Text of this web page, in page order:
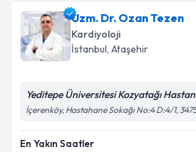
için bir takvim hazırlandığında e-
bilgilendireceğiz.
E-posta Adresiniz
Kişisel verilerimin
Metni
Uzm. Dr. Ozan Tezen
Kardiyoloji
İstanbul, Ataşehir
Yeditepe Üniversitesi Kozyatağı
İçerenköy, Hastahane Sokağı No:4 D:4/1,
En Yakın Saatler